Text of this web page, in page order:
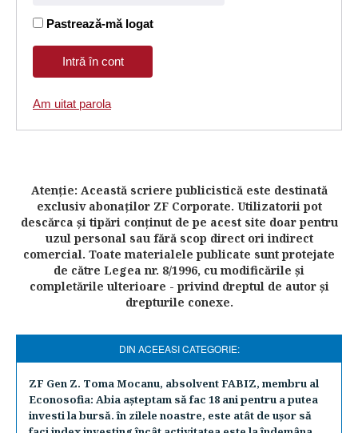
Pastrează-mă logat
Am uitat parola
Atenţie: Această scriere publicistică este destinată
exclusiv abonaţilor ZF Corporate. Utilizatorii pot
descărca şi tipări conţinut de pe acest site doar pentru
uzul personal sau fără scop direct ori indirect
comercial. Toate materialele publicate sunt protejate
de către Legea nr. 8/1996, cu modificările şi
completările ulterioare - privind dreptul de autor şi
drepturile conexe.
DIN ACEEASI CATEGORIE:
ZF Gen Z. Toma Mocanu, absolvent FABIZ, membru al
Econosofia: Abia aşteptam să fac 18 ani pentru a putea
investi la bursă. în zilele noastre, este atât de uşor să